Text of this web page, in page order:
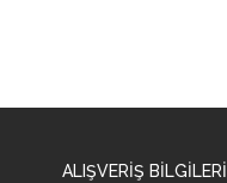
ALIŞVERİŞ BİLGİLERİ